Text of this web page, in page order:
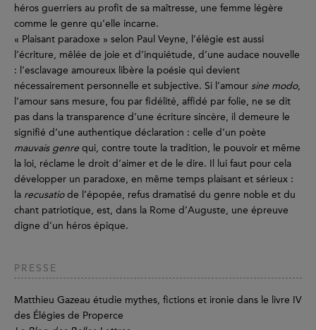
héros guerriers au profit de sa maîtresse, une femme légère
comme le genre qu’elle incarne.
« Plaisant paradoxe » selon Paul Veyne, l’élégie est aussi
l’écriture, mêlée de joie et d’inquiétude, d’une audace nouvelle
: l’esclavage amoureux libère la poésie qui devient
nécessairement personnelle et subjective. Si l’amour sine modo,
l’amour sans mesure, fou par fidélité, affidé par folie, ne se dit
pas dans la transparence d’une écriture sincère, il demeure le
signifié d’une authentique déclaration : celle d’un poète
mauvais genre qui, contre toute la tradition, le pouvoir et même
la loi, réclame le droit d’aimer et de le dire. Il lui faut pour cela
développer un paradoxe, en même temps plaisant et sérieux :
la recusatiode l’épopée, refus dramatisé du genre noble et du
chant patriotique, est, dans la Rome d’Auguste, une épreuve
digne d’un héros épique.
PRESSE
Matthieu Gazeau étudie mythes, fictions et ironie dans le livre IV
des Élégies de Properce